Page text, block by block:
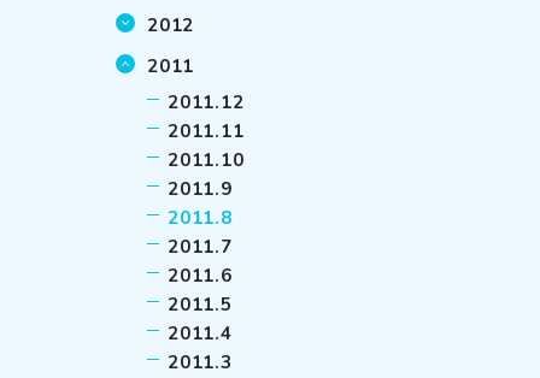
2012
2011
2011.12
2011.11
2011.10
2011.9
2011.8
2011.7
2011.6
2011.5
2011.4
2011.3